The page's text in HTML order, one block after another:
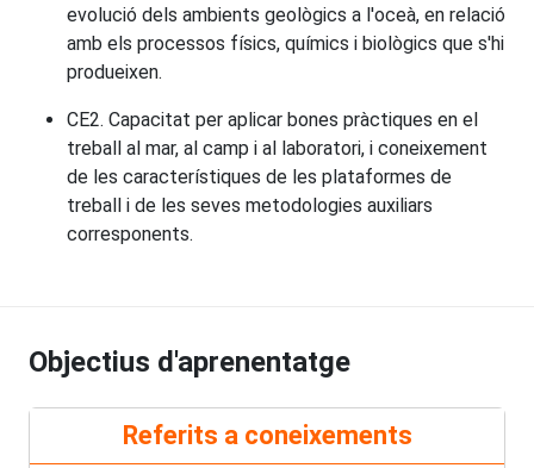
evolució dels ambients geològics a l'oceà, en relació
amb els processos físics, químics i biològics que s'hi
produeixen.
CE2. Capacitat per aplicar bones pràctiques en el
treball al mar, al camp i al laboratori, i coneixement
de les característiques de les plataformes de
treball i de les seves metodologies auxiliars
corresponents.
Objectius d'aprenentatge
Referits a coneixements